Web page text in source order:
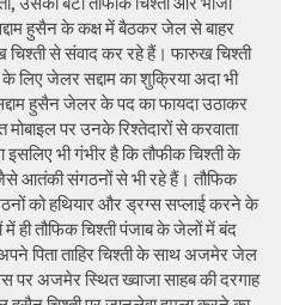
हुसैन के कक्ष में बैठकर जेल से बाहर
चिश्ती से संवाद कर रहे हैं। फारुख चिश्ती
लिए जेलर सद्दाम का शुक्रिया अदा भी
हुसैन जेलर के पद का फायदा उठाकर
मोबाइल पर उनके रिश्तेदारों से करवाता
इसलिए भी गंभीर है कि तौफीक चिश्ती के
आतंकी संगठनों से भी रहे हैं। तौफिक
को हथियार और ड्रग्स सप्लाई करने के
ही तौफिक चिश्ती पंजाब के जेलों में बंद
पिता ताहिर चिश्ती के साथ अजमेर जेल
पर अजमेर स्थित ख्वाजा साहब की दरगाह